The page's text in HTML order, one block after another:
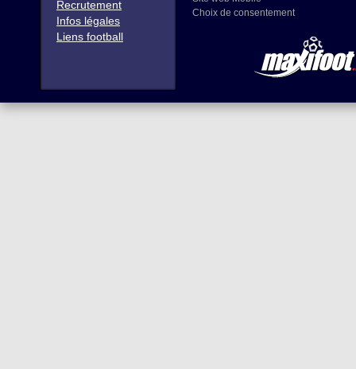
Recrutement
Infos légales
Liens football
Choix de consentement